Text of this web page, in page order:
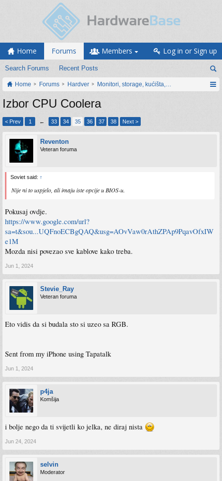
Home Forums
Search Forums Recent Posts
Members Log in or Sign up
Home Forums Hardver Monitori, storage, kućišta, periferija
Izbor CPU Coolera
< Prev 1 ← 33 34 35 36 37 38 Next >
Reventon
Veteran foruma
Soviet said: ↑
Nije ni to uspjelo, ali imaju iste opcije u BIOS-u.
Pokusaj ovdje.
https://www.google.com/url?
sa=t&sou...UQFnoECBgQAQ&usg=AOvVaw0rAthZPAp9PqavOfxIW
e1M
Mozda nisi povezao sve kablove kako treba.
Jun 1, 2024
Stevie_Ray
Veteran foruma
Eto vidis da si budala sto si uzeo sa RGB.
Sent from my iPhone using Tapatalk
Jun 1, 2024
p4ja
Komšija
i bolje nego da ti svijetli ko jelka, ne diraj nista
Jun 24, 2024
selvin
Moderator